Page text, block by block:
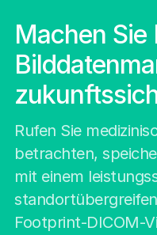
Machen Sie
Rufen Sie
betrachten,
mit einem
Footprint-DICOM-